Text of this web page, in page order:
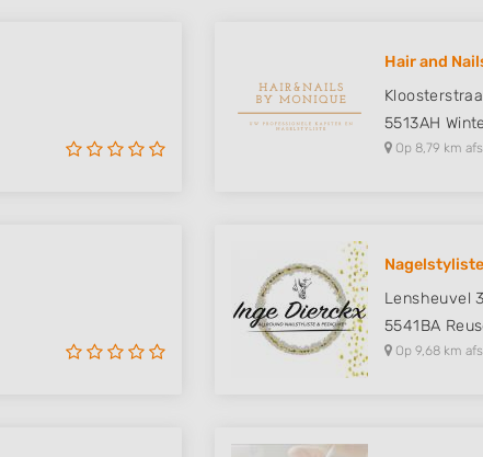
Hair and
5513AH
Op 8,79 km
Lensheuvel
5541BA
Op 9,68 km